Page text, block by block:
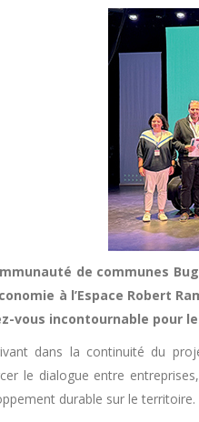
de communes
à l’Espace Robert
vous incontournable pour
dans la continuité du
le dialogue entre
durable sur le territoire.